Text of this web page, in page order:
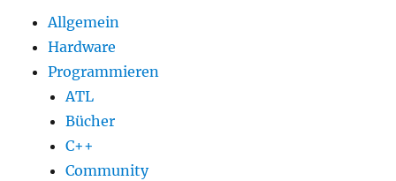
Allgemein
Hardware
Programmieren
ATL
Bücher
C++
Community